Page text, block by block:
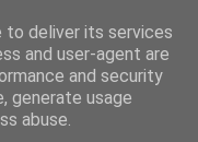
to deliver its services
and user-agent are
and security
generate usage
abuse.